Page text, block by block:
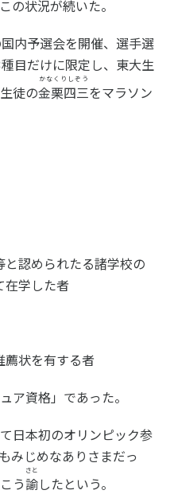
の状況が続いた。
内予選会を開催、選手選
目だけに限定し、東大生
徒の金栗四三
かなくりしぞう
をマラソン
認められたる諸学校の
在学した者
状を有する者
ア資格」であった。
日本初のオリンピック参
みじめなありさまだっ
う諭
さと
したという。